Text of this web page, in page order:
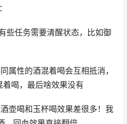
些任务需要清醒状态，比如御
属性的酒混着喝会互相抵消，
喝，最后啥效果没有
壶喝和玉杯喝效果差很多！我